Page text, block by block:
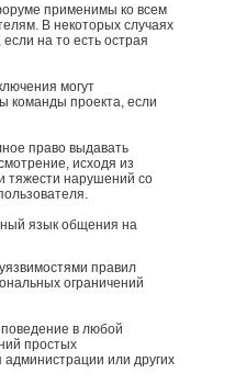
применимы ко всем
В некоторых случаях
на то есть острая
могут
команды проекта, если
право выдавать
исходя из
тяжести нарушений со
язык общения на
правил
ограничений
в любой
простых
администрации или других